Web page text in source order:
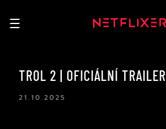
TROL 2 | OFICIÁLNÍ TRAILER
21.10.2025